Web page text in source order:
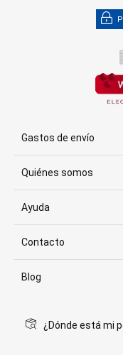
Gastos de envío
Quiénes somos
Ayuda
Contacto
Blog
¿Dónde está mi